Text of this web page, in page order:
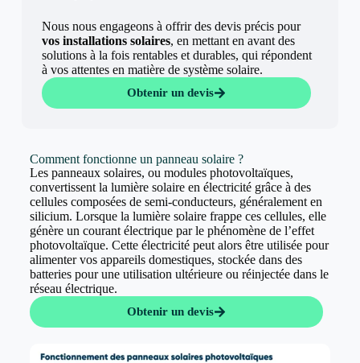
Nous nous engageons à offrir des devis précis pour
vos installations solaires, en mettant en avant des
solutions à la fois rentables et durables, qui répondent
à vos attentes en matière de système solaire.
Obtenir un devis
Comment fonctionne un panneau solaire ?
Les panneaux solaires, ou modules photovoltaïques,
convertissent la lumière solaire en électricité grâce à des
cellules composées de semi-conducteurs, généralement en
silicium. Lorsque la lumière solaire frappe ces cellules, elle
génère un courant électrique par le phénomène de l’effet
photovoltaïque. Cette électricité peut alors être utilisée pour
alimenter vos appareils domestiques, stockée dans des
batteries pour une utilisation ultérieure ou réinjectée dans le
réseau électrique.
Obtenir un devis